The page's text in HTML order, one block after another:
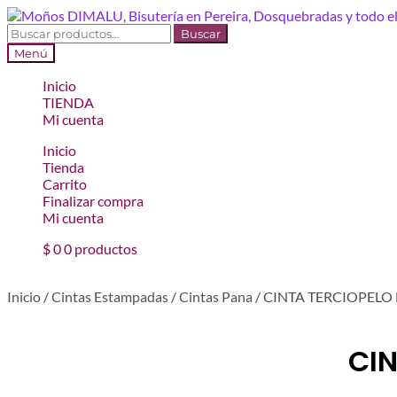
Ir
a
la
navegación
Ir
al
contenido
Buscar
por:
Buscar
Menú
Inicio
TIENDA
Mi cuenta
Inicio
Tienda
Carrito
Finalizar compra
Mi cuenta
$00 productos
Inicio /Cintas Estampadas /Cintas Pana /CINTA